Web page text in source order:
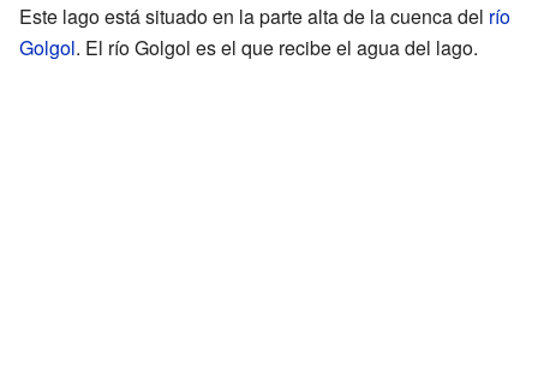
Este lago está situado en la parte alta de la cuenca del río
Golgol. El río Golgol es el que recibe el agua del lago.